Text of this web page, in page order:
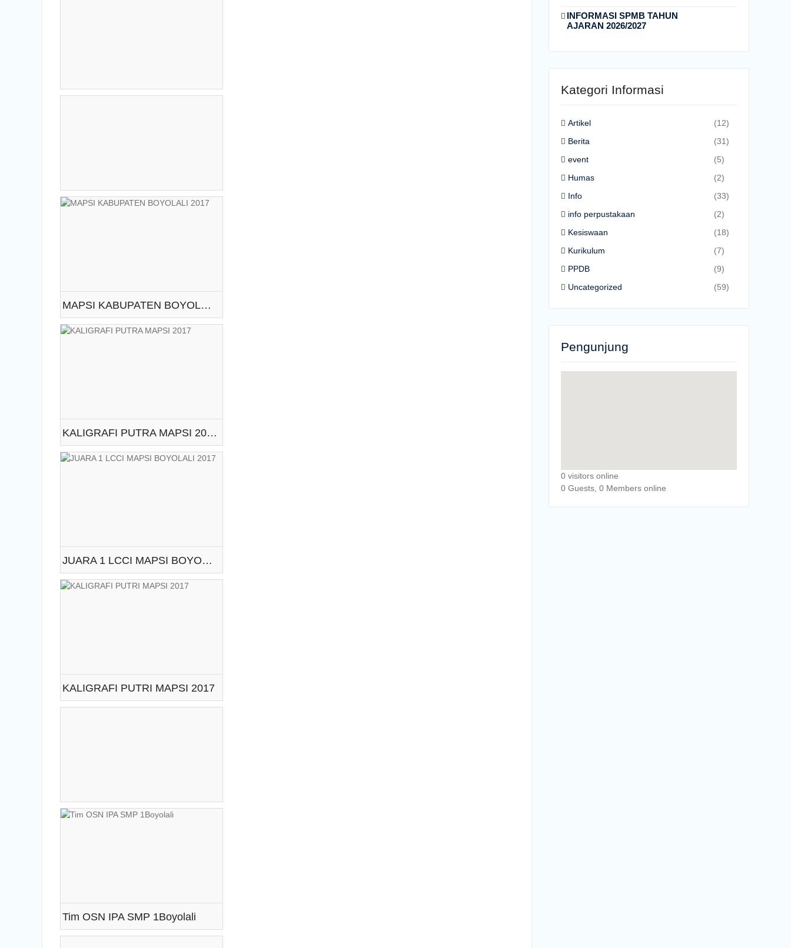
MAPSI KABUPATEN BOYOLALI 2017
KALIGRAFI PUTRA MAPSI 2017
JUARA 1 LCCI MAPSI BOYOLALI 2017
KALIGRAFI PUTRI MAPSI 2017
Tim OSN IPA SMP 1Boyolali
INFORMASI SPMB TAHUN
AJARAN 2026/2027
Kategori Informasi
Artikel
(12)
Berita
(31)
event
(5)
Humas
(2)
Info
(33)
info perpustakaan
(2)
Kesiswaan
(18)
Kurikulum
(7)
PPDB
(9)
Uncategorized
(59)
Pengunjung
0 visitors online
0 Guests, 0 Members online